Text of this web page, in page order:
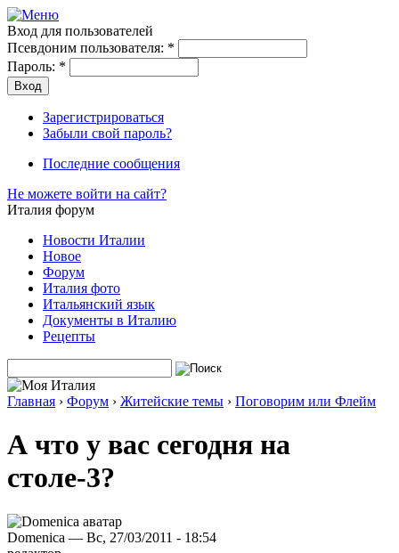
Вход для пользователей
Псевдоним пользователя: *
Пароль: *
Зарегистрироваться
Забыли свой пароль?
Последние сообщения
Не можете войти на сайт?
Италия форум
Новости Италии
Новое
Форум
Италия фото
Итальянский язык
Документы в Италию
Рецепты
Главная › Форум › Житейские темы › Поговорим или Флейм
А что у вас сегодня на
столе-3?
Domenica — Вс, 27/03/2011 - 18:54